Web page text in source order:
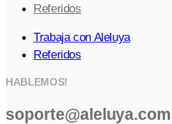
Referidos
Trabaja con Aleluya
Referidos
HABLEMOS!
soporte@aleluya.com